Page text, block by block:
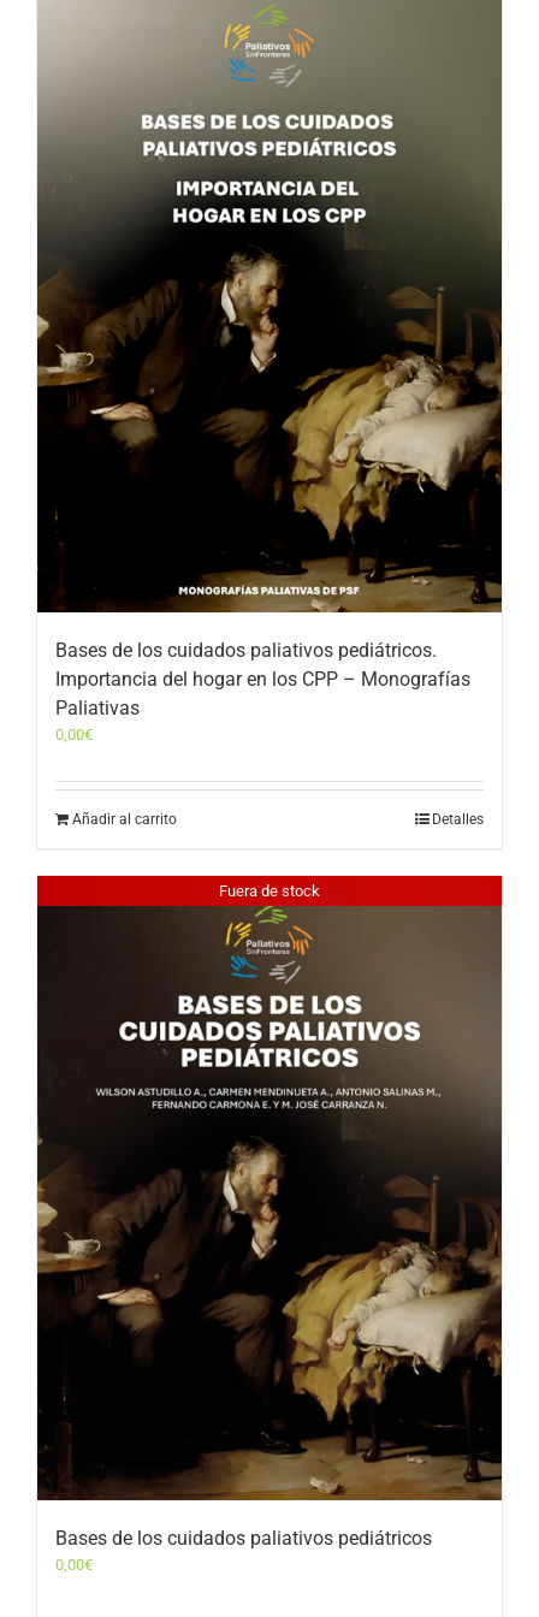
Bases de los cuidados paliativos pediátricos.
Importancia del hogar en los CPP – Monografías
Paliativas
0,00€
Añadir al carrito Detalles
Fuera de stock
Bases de los cuidados paliativos pediátricos
0,00€